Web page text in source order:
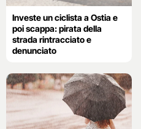
Investe un ciclista a Ostia e
poi scappa: pirata della
strada rintracciato e
denunciato